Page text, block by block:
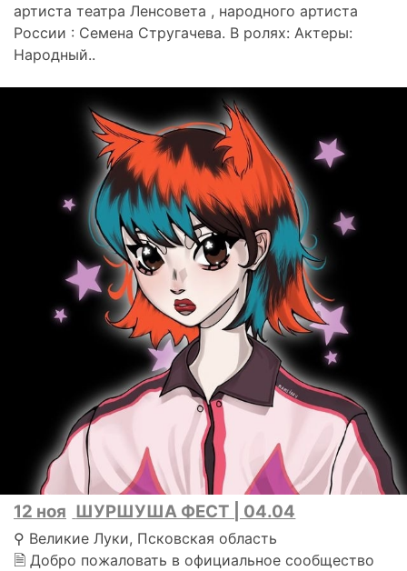
артиста театра Ленсовета , народного артиста
России : Семена Стругачева. В ролях: Актеры:
Народный..
12 ноя ШУРШУША ФЕСТ | 04.04
⚲ Великие Луки, Псковская область
🗎 Добро пожаловать в официальное сообщество